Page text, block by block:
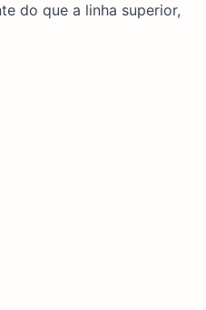
do que a linha superior,